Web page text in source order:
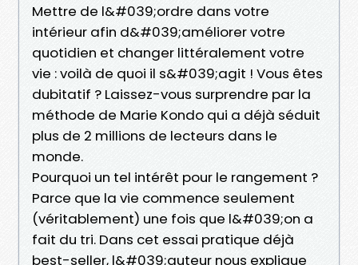
Mettre de l&#039;ordre dans votre
intérieur afin d&#039;améliorer votre
quotidien et changer littéralement votre
vie : voilà de quoi il s&#039;agit ! Vous êtes
dubitatif ? Laissez-vous surprendre par la
méthode de Marie Kondo qui a déjà séduit
plus de 2 millions de lecteurs dans le
monde.
Pourquoi un tel intérêt pour le rangement ?
Parce que la vie commence seulement
(véritablement) une fois que l&#039;on a
fait du tri. Dans cet essai pratique déjà
best-seller, l&#039;auteur nous explique